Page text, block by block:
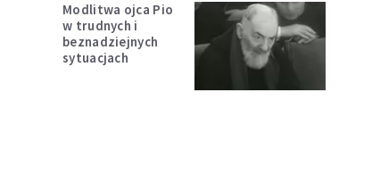
Modlitwa ojca Pio
w trudnych i
beznadziejnych
sytuacjach